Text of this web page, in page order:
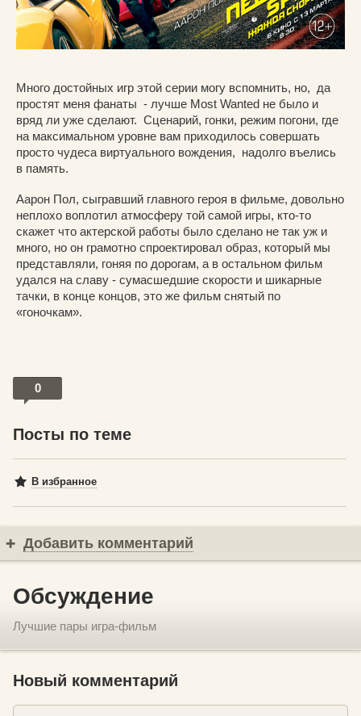
Много достойных игр этой серии могу вспомнить, но, да
простят меня фанаты - лучше Most Wanted не было и
вряд ли уже сделают. Сценарий, гонки, режим погони, где
на максимальном уровне вам приходилось совершать
просто чудеса виртуального вождения, надолго въелись
в память.
Аарон Пол, сыгравший главного героя в фильме, довольно
неплохо воплотил атмосферу той самой игры, кто-то
скажет что актерской работы было сделано не так уж и
много, но он грамотно спроектировал образ, который мы
представляли, гоняя по дорогам, а в остальном фильм
удался на славу - сумасшедшие скорости и шикарные
тачки, в конце концов, это же фильм снятый по
«гоночкам».
0
Посты по теме
В избранное
Добавить комментарий
Обсуждение
Лучшие пары игра-фильм
Новый комментарий